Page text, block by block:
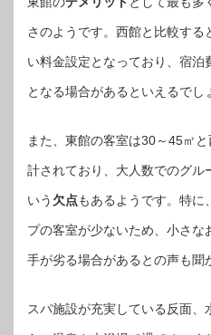
さのようです。西館と比較す
い料金設定となっており、宿泊
となる場合があるといえるでし
また、東館の客室は30～45㎡
計されており、大人数でのグル
いう 欠点もあるようです。特に
プの客室が少ないため、小さな
手が劣る場合があるとの声も聞
スパ施設が充実している反面